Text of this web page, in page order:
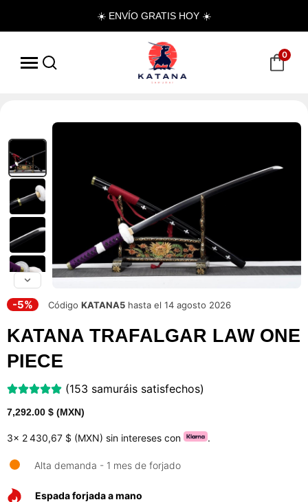
☀️ ENVÍO GRATIS HOY ☀️
0
-5% Código KATANA5 hasta el 14 agosto 2026
KATANA TRAFALGAR LAW ONE
PIECE
(153 samuráis satisfechos)
7,292.00 $ (MXN)
3x 2 430,67 $ (MXN) sin intereses con .
Alta demanda - 1 mes de forjado
Espada forjada a mano